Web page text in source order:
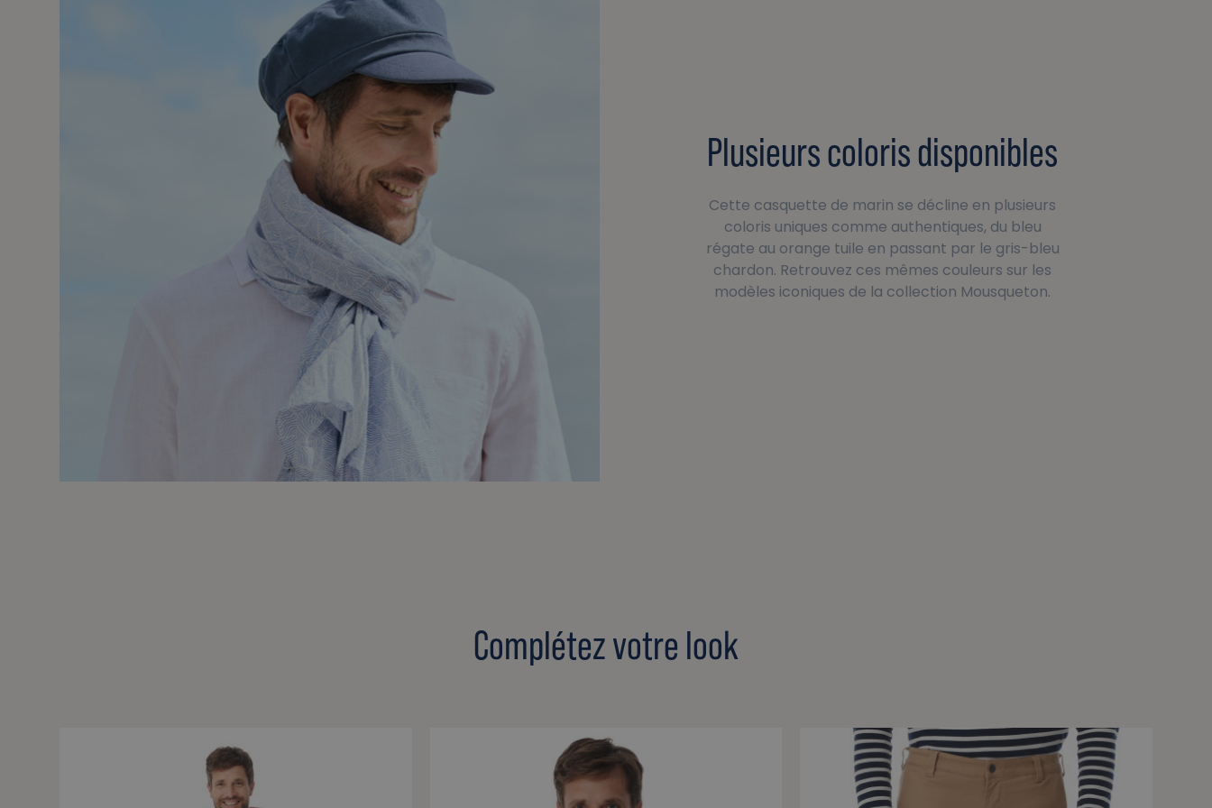
Plusieurs coloris disponibles
Cette casquette de marin se décline en plusieurs
coloris uniques comme authentiques, du bleu
régate au orange tuile en passant par le gris-bleu
chardon. Retrouvez ces mêmes couleurs sur les
modèles iconiques de la collection Mousqueton.
Complétez votre look